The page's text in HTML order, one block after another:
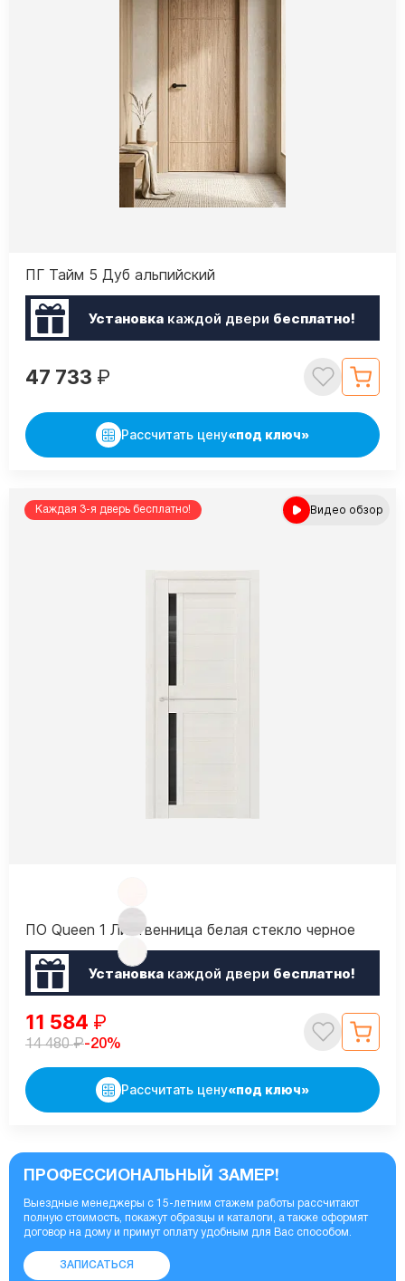
ПГ Тайм 5 Дуб альпийский
Установкакаждой двери бесплатно!
47 733 ₽
Рассчитать цену«под ключ»
Каждая 3-я дверь бесплатно! Видео обзор
ПО Queen 1 Лиственница белая стекло черное
Установкакаждой двери бесплатно!
11 584 ₽
14 480₽-20%
Рассчитать цену«под ключ»
ПРОФЕССИОНАЛЬНЫЙ ЗАМЕР!
Выездные менеджеры с 15-летним стажем работы рассчитают
полную стоимость, покажут образцы и каталоги, а также оформят
договор на дому и примут оплату удобным для Вас способом.
ЗАПИСАТЬСЯ